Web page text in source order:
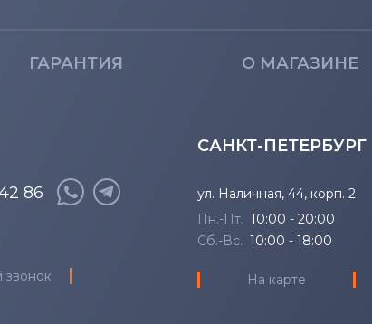
Latitude 11
P Series
Precision 15
5410
5480
5490
5501
ГАРАНТИЯ О МАГАЗИНЕ
86
САНКТ-ПЕТЕРБУРГ
ул. Наличная, 44, корп. 2
Пн.-Пт. 10:00 - 20:00
Сб.-Вс. 10:00 - 18:00
На карте